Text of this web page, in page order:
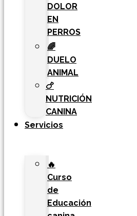
DOLOR
EN
PERROS
🌈
DUELO
ANIMAL
🍗
NUTRICIÓN
CANINA
Servicios
🔥
Curso
de
Educación